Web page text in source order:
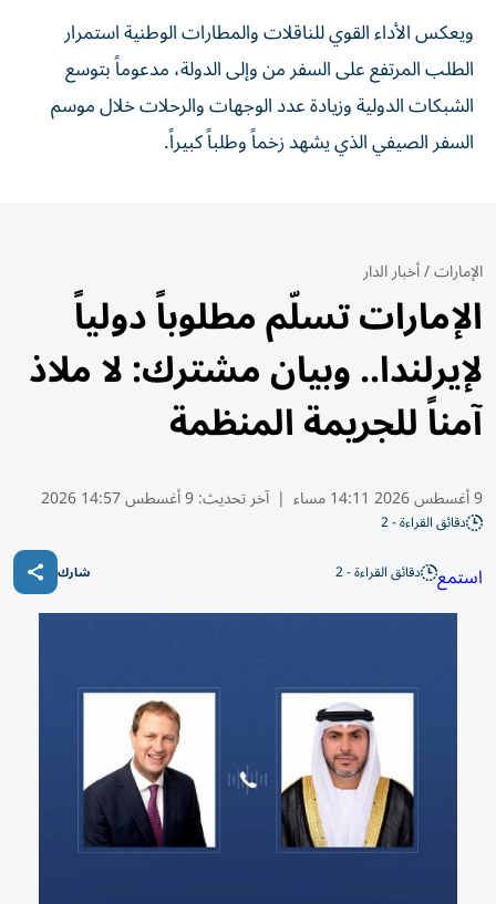
ويعكس الأداء القوي للناقلات والمطارات الوطنية استمرار
الطلب المرتفع على السفر من وإلى الدولة، مدعوماً بتوسع
الشبكات الدولية وزيادة عدد الوجهات والرحلات خلال موسم
السفر الصيفي الذي يشهد زخماً وطلباً كبيراً.
الإمارات/أخبار الدار
الإمارات تسلّم مطلوباً دولياً
لإيرلندا.. وبيان مشترك: لا ملاذ
آمناً للجريمة المنظمة
9 أغسطس 2026 14:11 مساء | آخر تحديث:9 أغسطس 14:57 2026
دقائق القراءة - 2
استمع دقائق القراءة - 2 شارك